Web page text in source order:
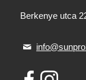
Berkenye utca